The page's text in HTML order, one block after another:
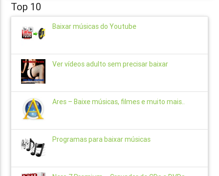
Top 10
Baixar músicas do Youtube
Ver vídeos adulto sem precisar baixar
Ares – Baixe músicas, filmes e muito mais..
Programas para baixar músicas